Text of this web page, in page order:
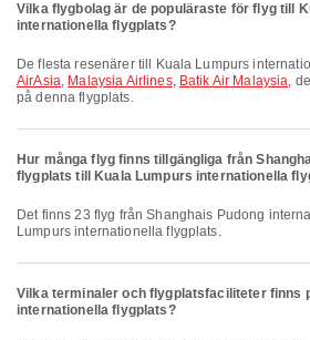
Vilka flygbolag är de populäraste för flyg till
internationella flygplats?
De flesta resenärer till Kuala Lumpurs
AirAsia, Malaysia Airlines, Batik Air Malaysia,
på denna flygplats.
Hur många flyg finns tillgängliga från
flygplats till Kuala Lumpurs internationella
Det finns 23 flyg från Shanghais Pudong internationella flygplats till Kuala
Lumpurs internationella flygplats.
Vilka terminaler och flygplatsfaciliteter finns
internationella flygplats?